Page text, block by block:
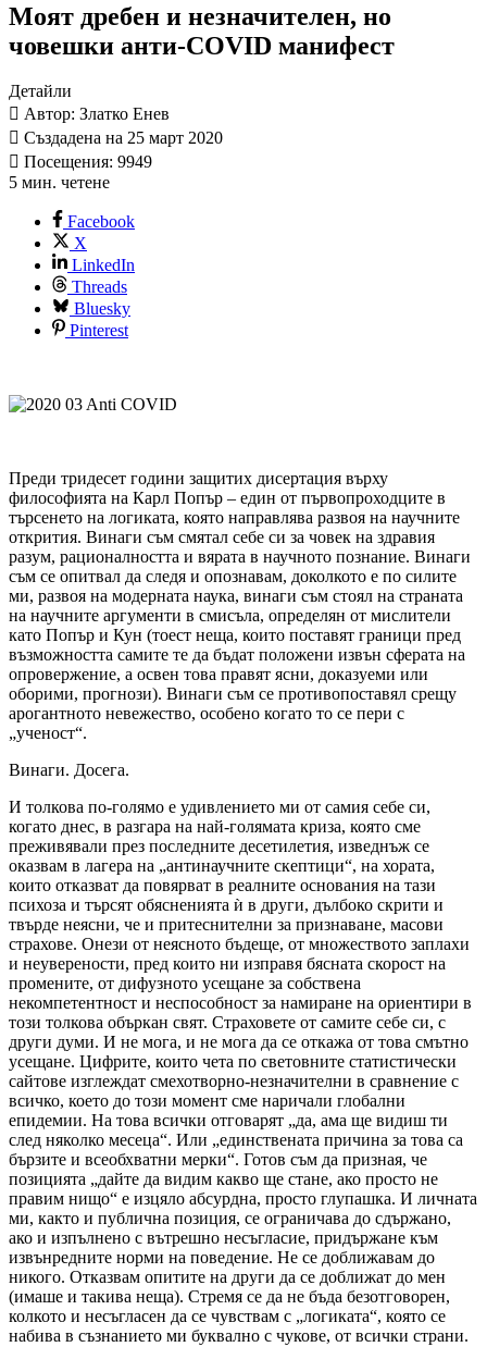
Моят дребен и незначителен, но
човешки анти-COVID манифест
Детайли
Автор: Златко Енев
Създадена на 25 март 2020
Посещения: 9949
5 мин. четене
Facebook
X
LinkedIn
Threads
Bluesky
Pinterest
Преди тридесет години защитих дисертация върху
философията на Карл Попър – един от първопроходците в
търсенето на логиката, която направлява развоя на научните
открития. Винаги съм смятал себе си за човек на здравия
разум, рационалността и вярата в научното познание. Винаги
съм се опитвал да следя и опознавам, доколкото е по силите
ми, развоя на модерната наука, винаги съм стоял на страната
на научните аргументи в смисъла, определян от мислители
като Попър и Кун (тоест неща, които поставят граници пред
възможността самите те да бъдат положени извън сферата на
опровержение, а освен това правят ясни, доказуеми или
оборими, прогнози). Винаги съм се противопоставял срещу
арогантното невежество, особено когато то се пери с
„ученост“.
Винаги. Досега.
И толкова по-голямо е удивлението ми от самия себе си,
когато днес, в разгара на най-голямата криза, която сме
преживявали през последните десетилетия, изведнъж се
оказвам в лагера на „антинаучните скептици“, на хората,
които отказват да повярват в реалните основания на тази
психоза и търсят обясненията ѝ в други, дълбоко скрити и
твърде неясни, че и притеснителни за признаване, масови
страхове. Онези от неясното бъдеще, от множеството заплахи
и неуверености, пред които ни изправя бясната скорост на
промените, от дифузното усещане за собствена
некомпетентност и неспособност за намиране на ориентири в
този толкова объркан свят. Страховете от самите себе си, с
други думи. И не мога, и не мога да се откажа от това смътно
усещане. Цифрите, които чета по световните статистически
сайтове изглеждат смехотворно-незначителни в сравнение с
всичко, което до този момент сме наричали глобални
епидемии. На това всички отговарят „да, ама ще видиш ти
след няколко месеца“. Или „единствената причина за това са
бързите и всеобхватни мерки“. Готов съм да призная, че
позицията „дайте да видим какво ще стане, ако просто не
правим нищо“ е изцяло абсурдна, просто глупашка. И личната
ми, както и публична позиция, се ограничава до сдържано,
ако и изпълнено с вътрешно несъгласие, придържане към
извънредните норми на поведение. Не се доближавам до
никого. Отказвам опитите на други да се доближат до мен
(имаше и такива неща). Стремя се да не бъда безотговорен,
колкото и несъгласен да се чувствам с „логиката“, която се
набива в съзнанието ми буквално с чукове, от всички страни.